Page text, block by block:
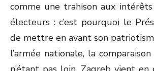
comme une trahison aux
électeurs : c’est pourquoi le
de mettre en avant son
l’armée nationale, la